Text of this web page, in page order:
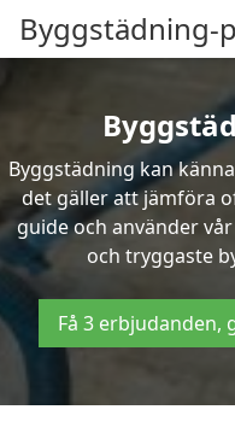
Byggstädning-
Byggstädning kan
det gäller att jämföra
guide och använder
och tryggaste
Få 3